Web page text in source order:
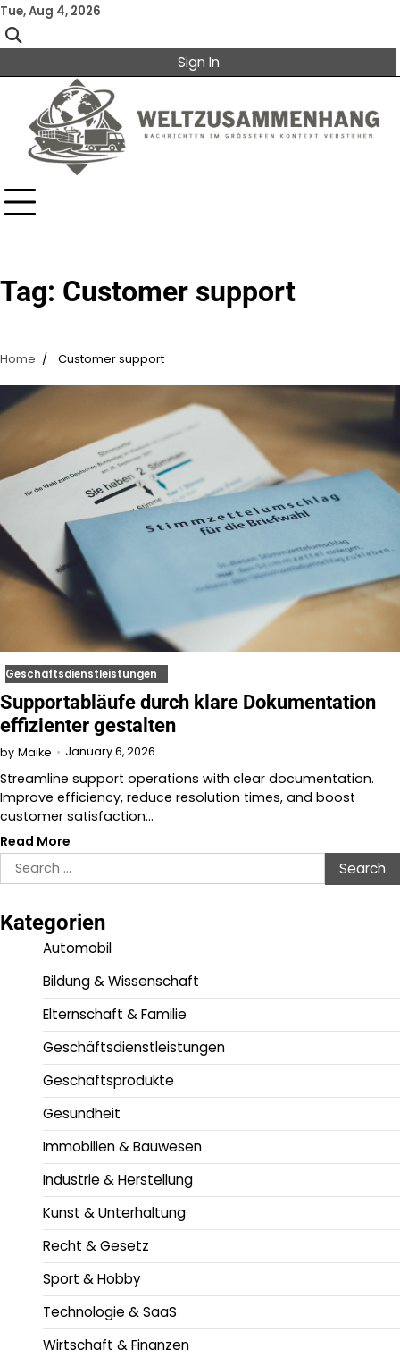
Skip
to
content
Tue, Aug 4, 2026
Sign In
Tag: Customer support
Home Customer support
Geschäftsdienstleistungen
Supportabläufe durch klare Dokumentation
effizienter gestalten
by Maike January 6, 2026
Streamline support operations with clear documentation.
Improve efficiency, reduce resolution times, and boost
customer satisfaction…
Read More
Search
for:
Kategorien
Automobil
Bildung & Wissenschaft
Elternschaft & Familie
Geschäftsdienstleistungen
Geschäftsprodukte
Gesundheit
Immobilien & Bauwesen
Industrie & Herstellung
Kunst & Unterhaltung
Recht & Gesetz
Sport & Hobby
Technologie & SaaS
Wirtschaft & Finanzen